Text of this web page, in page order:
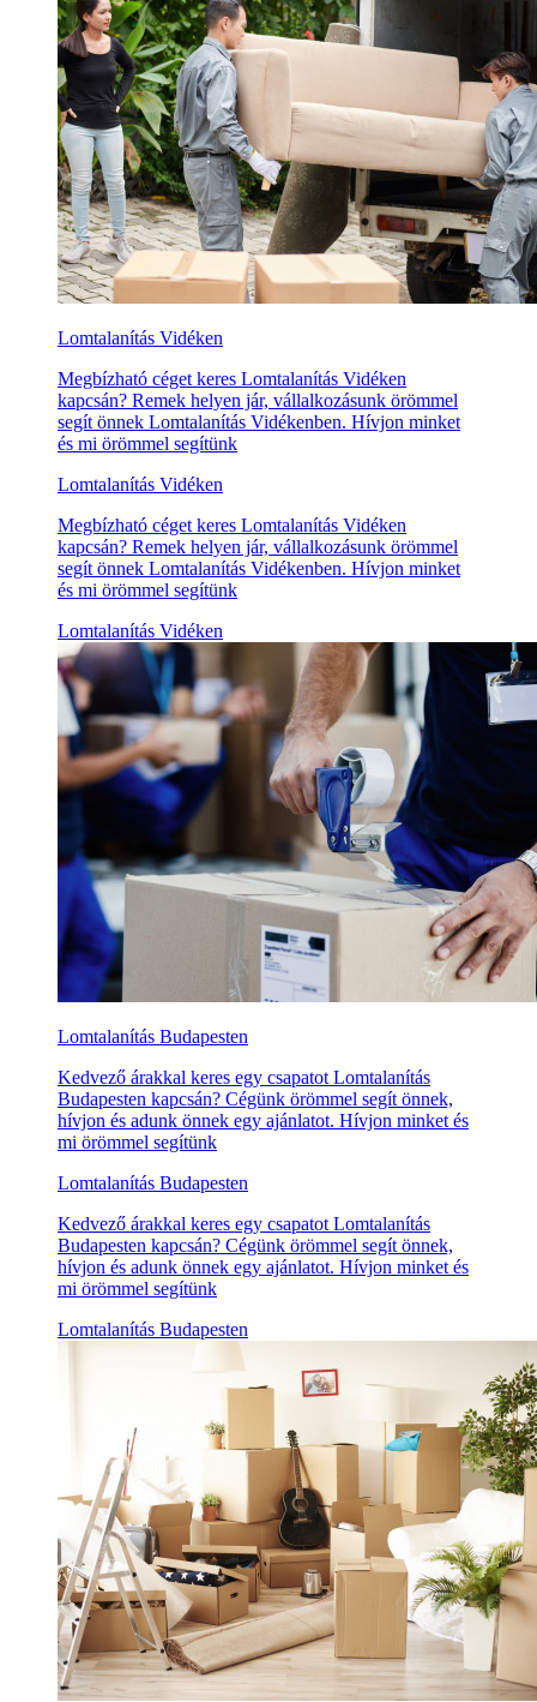
Lomtalanítás Vidéken
Megbízható céget keres Lomtalanítás Vidéken
kapcsán? Remek helyen jár, vállalkozásunk örömmel
segít önnek Lomtalanítás Vidékenben. Hívjon minket
és mi örömmel segítünk
Lomtalanítás Vidéken
Megbízható céget keres Lomtalanítás Vidéken
kapcsán? Remek helyen jár, vállalkozásunk örömmel
segít önnek Lomtalanítás Vidékenben. Hívjon minket
és mi örömmel segítünk
Lomtalanítás Vidéken
Lomtalanítás Budapesten
Kedvező árakkal keres egy csapatot Lomtalanítás
Budapesten kapcsán? Cégünk örömmel segít önnek,
hívjon és adunk önnek egy ajánlatot. Hívjon minket és
mi örömmel segítünk
Lomtalanítás Budapesten
Kedvező árakkal keres egy csapatot Lomtalanítás
Budapesten kapcsán? Cégünk örömmel segít önnek,
hívjon és adunk önnek egy ajánlatot. Hívjon minket és
mi örömmel segítünk
Lomtalanítás Budapesten